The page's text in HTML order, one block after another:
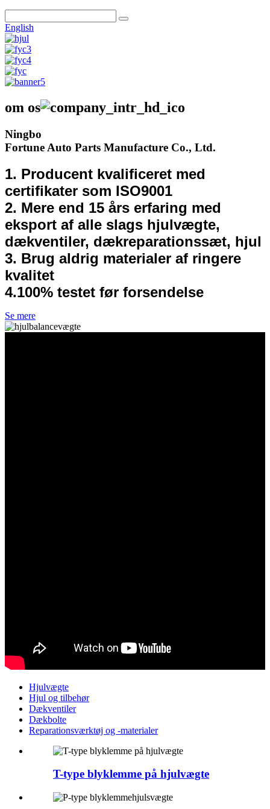
English
om os
Ningbo
Fortune Auto Parts Manufacture Co., Ltd.
1. Producent kvalificeret med
certifikater som ISO9001
2. Mere end 15 års erfaring med
eksport af alle slags hjulvægte,
dækventiler, dækreparationssæt, hjul
3. Brug aldrig materialer af ringere
kvalitet
4.100% testet før forsendelse
Se mere
Hjulvægte
Hjul og tilbehør
Dækventiler
Dækbolte
Reparationsværktøj og -materialer
T-type blyklemme på hjulvægte